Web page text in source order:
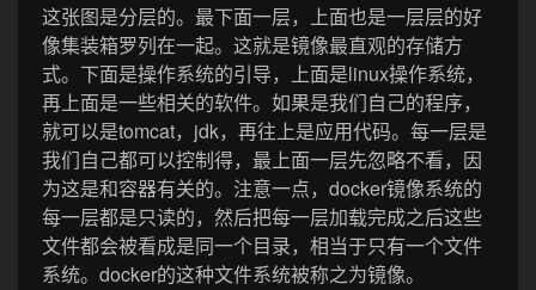
这张图是分层的。最下面一层，上面也是一层层的好
像集装箱罗列在一起。这就是镜像最直观的存储方
式。下面是操作系统的引导，上面是linux操作系统，
再上面是一些相关的软件。如果是我们自己的程序，
就可以是tomcat，jdk，再往上是应用代码。每一层是
我们自己都可以控制得，最上面一层先忽略不看，因
为这是和容器有关的。注意一点，docker镜像系统的
每一层都是只读的，然后把每一层加载完成之后这些
文件都会被看成是同一个目录，相当于只有一个文件
系统。docker的这种文件系统被称之为镜像。